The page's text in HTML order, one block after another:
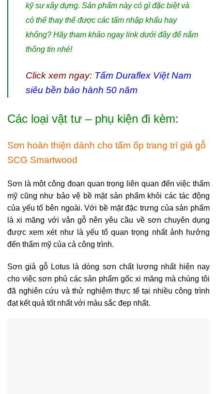
kỹ sư xây dựng. Sản phẩm này có gì đặc biệt và
có thể thay thế được các tấm nhập khẩu hay
không? Hãy tham khảo ngay link dưới đây để nắm
thông tin nhé!
Click xem ngay: Tấm Duraflex Việt Nam
siêu bền bảo hành 50 năm
Các loại vật tư – phụ kiện đi kèm:
Sơn hoàn thiện dành cho tấm ốp trang trí giả gỗ
SCG Smartwood
Sơn là một công đoạn quan trọng liên quan đến việc thẩm
mỹ cũng như bảo vệ bề mặt sản phẩm khỏi các tác động
của yếu tố bên ngoài. Với bề mặt đặc trưng của sản phẩm
là xi măng với vân gỗ nên yêu cầu về sơn chuyên dụng
được xem xét như là yếu tố quan trọng nhất ảnh hưởng
đến thẩm mỹ của cả công trình.
Sơn giả gỗ Lotus là dòng sơn chất lượng nhất hiện nay
cho việc sơn phủ các sản phẩm gốc xi măng mà chúng tôi
đã nghiên cứu và thử nghiệm thực tế tại nhiều công trình
đạt kết quả tốt nhất với màu sắc đẹp nhất.